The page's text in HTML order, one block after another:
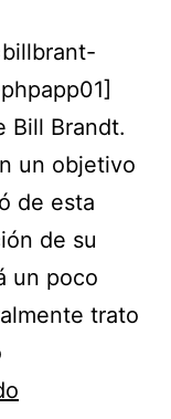
Bill Brandt.
un objetivo
de esta
de su
un poco
trato